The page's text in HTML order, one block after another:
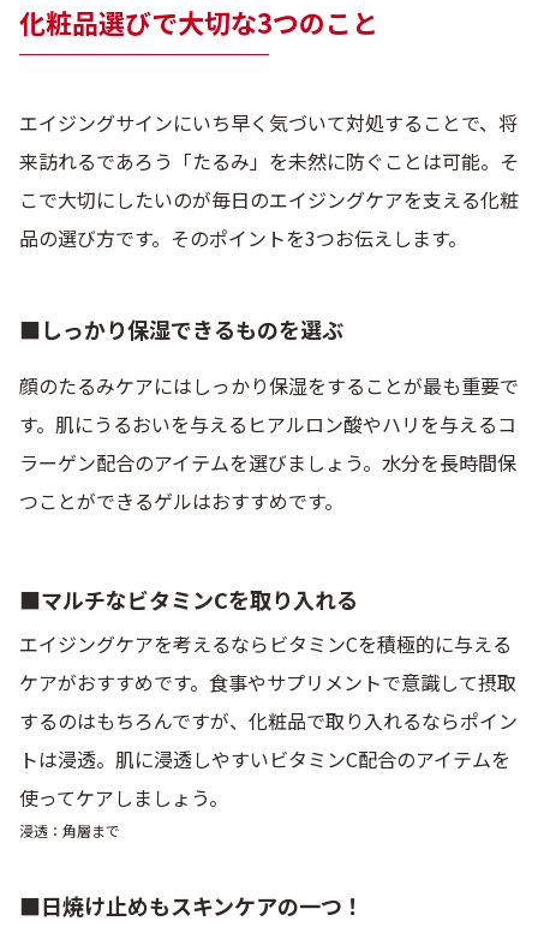
敏感・肌あれ
お悩みから探す TOP
トライアルキット
ベストコスメ受賞商品
ランキング商品
キャンペーン情報
クーポン＆ポイント
アウトレット商品
化粧品選びで大切な3つのこと
エイジングサインにいち早く気づいて対処することで、将
来訪れるであろう「たるみ」を未然に防ぐことは可能。そ
こで大切にしたいのが毎日のエイジングケアを支える化粧
品の選び方です。そのポイントを3つお伝えします。
■しっかり保湿できるものを選ぶ
顔のたるみケアにはしっかり保湿をすることが最も重要で
す。肌にうるおいを与えるヒアルロン酸やハリを与えるコ
ラーゲン配合のアイテムを選びましょう。水分を長時間保
つことができるゲルはおすすめです。
■マルチなビタミンCを取り入れる
エイジングケアを考えるならビタミンCを積極的に与える
ケアがおすすめです。食事やサプリメントで意識して摂取
するのはもちろんですが、化粧品で取り入れるならポイン
トは浸透。肌に浸透しやすいビタミンC配合のアイテムを
使ってケアしましょう。
浸透：角層まで
■日焼け止めもスキンケアの一つ！